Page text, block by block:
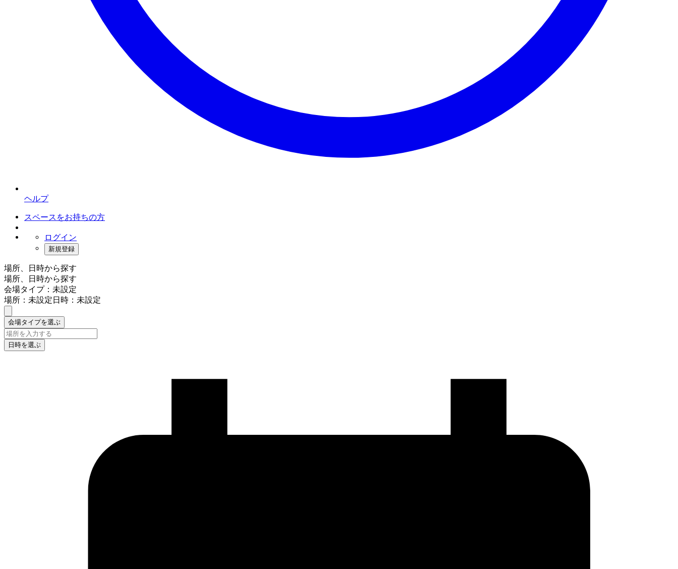
ヘルプ
スペースをお持ちの方
ログイン
新規登録
場所、日時から探す
場所、日時から探す
会場タイプ：未設定
場所：未設定日時：未設定
会場タイプを選ぶ
日時を選ぶ